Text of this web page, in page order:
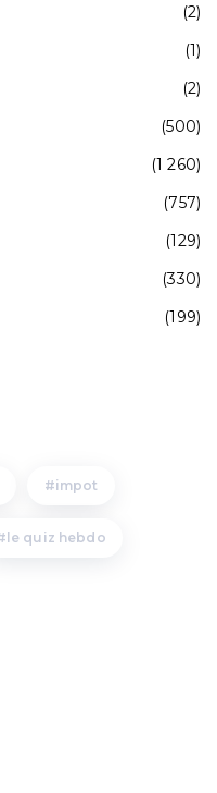
(2)
(1)
(2)
(500)
(1 260)
(757)
(129)
(330)
(199)
impot
le quiz hebdo